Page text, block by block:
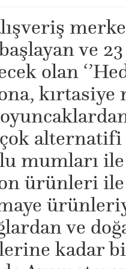
ve
olan
mumları ile
ürünleri ile
ve
kadar